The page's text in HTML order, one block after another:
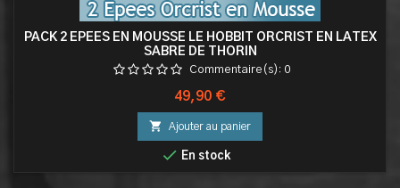
PACK 2 EPEES EN MOUSSE LE HOBBIT ORCRIST EN LATEX
SABRE DE THORIN
Commentaire(s): 0
Prix
49,90 €
 Ajouter au panier
 En stock